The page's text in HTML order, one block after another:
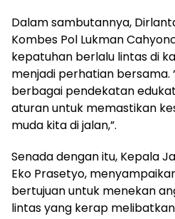
Dalam sambutannya,
Kombes Pol Lukman
kepatuhan berlalu lintas di
menjadi perhatian bersama.
berbagai pendekatan
aturan untuk memastikan
muda kita di jalan,”.
Senada dengan itu, Kepala
Eko Prasetyo,
bertujuan untuk menekan
lintas yang kerap